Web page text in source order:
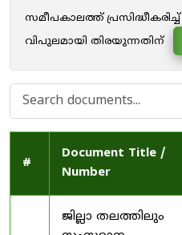
സമീപകാലത്ത് പ്രസിദ്ധീകരിച്ച്
വിപുലമായി തിരയുന്നതിന്
#
Document Title /
Number
ജില്ലാ തലത്തിലും